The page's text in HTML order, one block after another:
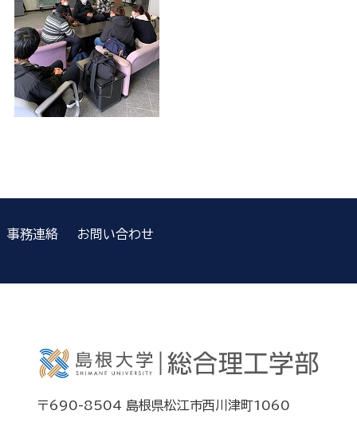
事務連絡 お問い合わせ
〒690-8504 島根県松江市西川津町1060